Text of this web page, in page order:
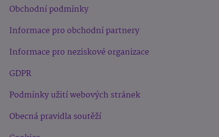
Obchodní podmínky
Informace pro obchodní partnery
Informace pro neziskové organizace
GDPR
Podmínky užití webových stránek
Obecná pravidla soutěží